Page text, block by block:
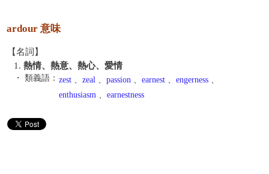
ardour 意味
【名詞】
1. 熱情、熱意、熱心、愛情
・ 類義語： zest 、 zeal 、 passion 、 earnest 、 engerness 、
enthusiasm 、 earnestness